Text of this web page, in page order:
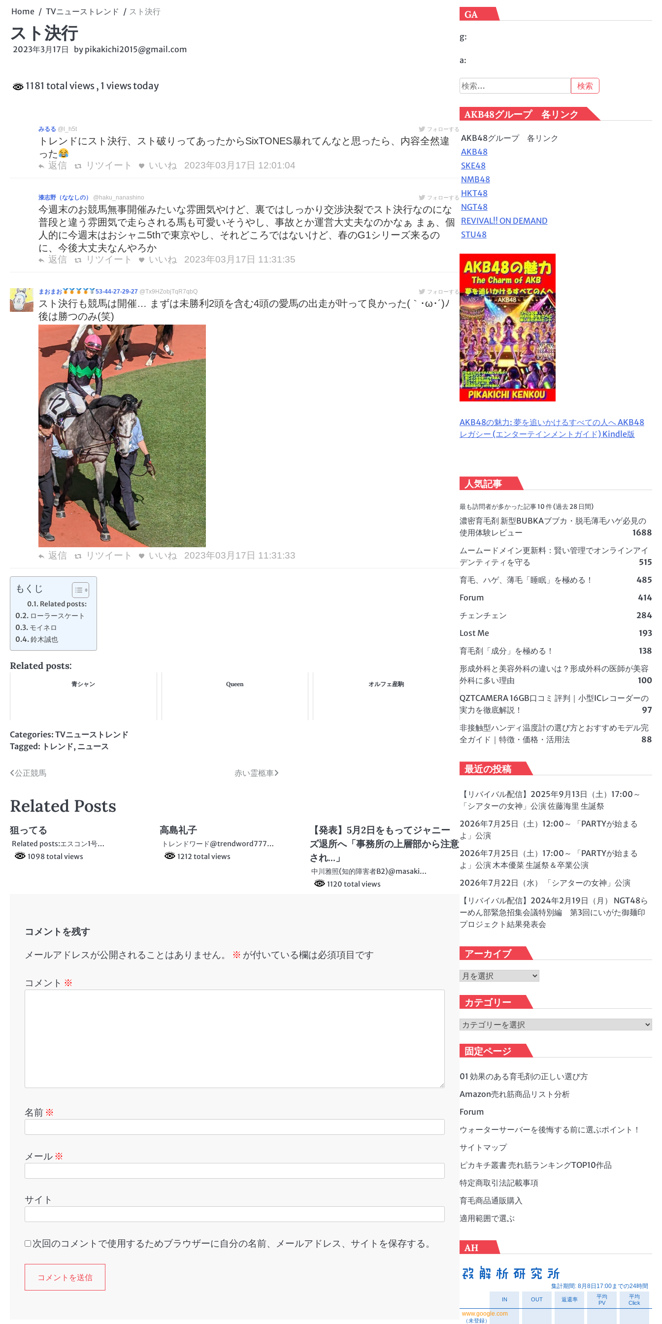
Home TVニューストレンド スト決行
スト決行
2023年3月17日 by pikakichi2015@gmail.com
1181 total views, 1 views today
みるる @l_h5t フォローする
トレンドにスト決行、スト破りってあったからSixTONES暴れてんなと思ったら、内容全然違
った
返信 リツイート いいね 2023年03月17日 12:01:04
漆志野（ななしの） @haku_nanashino フォローする
今週末のお競馬無事開催みたいな雰囲気やけど、裏ではしっかり交渉決裂でスト決行なのにな
普段と違う雰囲気で走らされる馬も可愛いそうやし、事故とか運営大丈夫なのかなぁ まぁ、個
人的に今週末はおシャニ5thで東京やし、それどころではないけど、春のG1シリーズ来るの
に、今後大丈夫なんやろか
返信 リツイート いいね 2023年03月17日 11:31:35
まおまお 53-44-27-29-27 @Tx9HZobjTqR7qbQ フォローする
スト決行も競馬は開催… まずは未勝利2頭を含む4頭の愛馬の出走が叶って良かった(｀･ω･´)ﾉ
後は勝つのみ(笑)
返信 リツイート いいね 2023年03月17日 11:31:33
もくじ
Related posts:
ローラースケート
モイネロ
鈴木誠也
Related posts:
青シャン Queen オルフェ産駒
Categories: TVニューストレンド
Tagged: トレンド, ニュース
投
ナ
ビ
ゲ
ー
公正競馬 赤い霊柩車
Related Posts
狙ってる
Related posts:エスコン1号…
1098 total views
高島礼子
トレンドワード@trendword777…
1212 total views
【発表】5月2日をもってジャニー
ズ退所へ「事務所の上層部から注意
され…」
中川雅照(知的障害者B2)@masaki…
1120 total views
コメントを残す
メールアドレスが公開されることはありません。
※ が付いている欄は必須項目です
コメント ※
名前 ※
メール ※
サイト
次回のコメントで使用するためブラウザーに自分の名前、メールアドレス、サイトを保存する。
GA
g:
a:
検
索:
AKB48グループ 各リンク
AKB48グループ 各リンク
AKB48
SKE48
NMB48
HKT48
NGT48
REVIVAL!! ON DEMAND
STU48
AKB48の魅力: 夢を追いかけるすべての人へ AKB48
レガシー (エンターテインメントガイド) Kindle版
人気記事
最も訪問者が多かった記事 10 件 (過去 28 日間)
濃密育毛剤 新型BUBKAブブカ・脱毛薄毛ハゲ必見の
使用体験レビュー
1688
ムームードメイン更新料：賢い管理でオンラインアイ
デンティティを守る
515
育毛、ハゲ、薄毛「睡眠」を極める！
485
Forum
414
チェンチェン
284
Lost Me
193
育毛剤「成分」を極める！
138
形成外科と美容外科の違いは？形成外科の医師が美容
外科に多い理由
100
QZTCAMERA 16GB口コミ 評判｜小型ICレコーダーの
実力を徹底解説！
97
非接触型ハンディ温度計の選び方とおすすめモデル完
全ガイド｜特徴・価格・活用法
88
最近の投稿
【リバイバル配信】2025年9月13日（土）17:00～
「シアターの女神」公演 佐藤海里 生誕祭
2026年7月25日（土）12:00～ 「PARTYが始まる
よ」公演
2026年7月25日（土）17:00～ 「PARTYが始まる
よ」公演 木本優菜 生誕祭＆卒業公演
2026年7月22日（水） 「シアターの女神」公演
【リバイバル配信】2024年2月19日（月） NGT48ら
ーめん部緊急招集会議特別編 第3回にいがた御麺印
プロジェクト結果発表会
アーカイブ
ア
カ
イ
ブ
カテゴリー
カ
ゴ
リ
ー
固定ページ
01 効果のある育毛剤の正しい選び方
Amazon売れ筋商品リスト分析
Forum
ウォーターサーバーを後悔する前に選ぶポイント！
サイトマップ
ピカキチ叢書 売れ筋ランキングTOP10作品
特定商取引法記載事項
育毛商品通販購入
適用範囲で選ぶ
AH